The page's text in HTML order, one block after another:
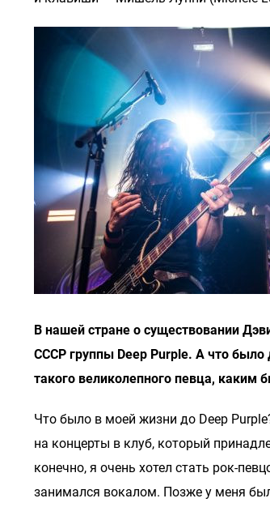
В нашей стране о существовании
СССР группы Deep Purple. А что было
такого великолепного певца, каким
Что было в моей жизни до Deep
на концерты в клуб, который
конечно, я очень хотел стать рок-
занимался вокалом. Позже у меня